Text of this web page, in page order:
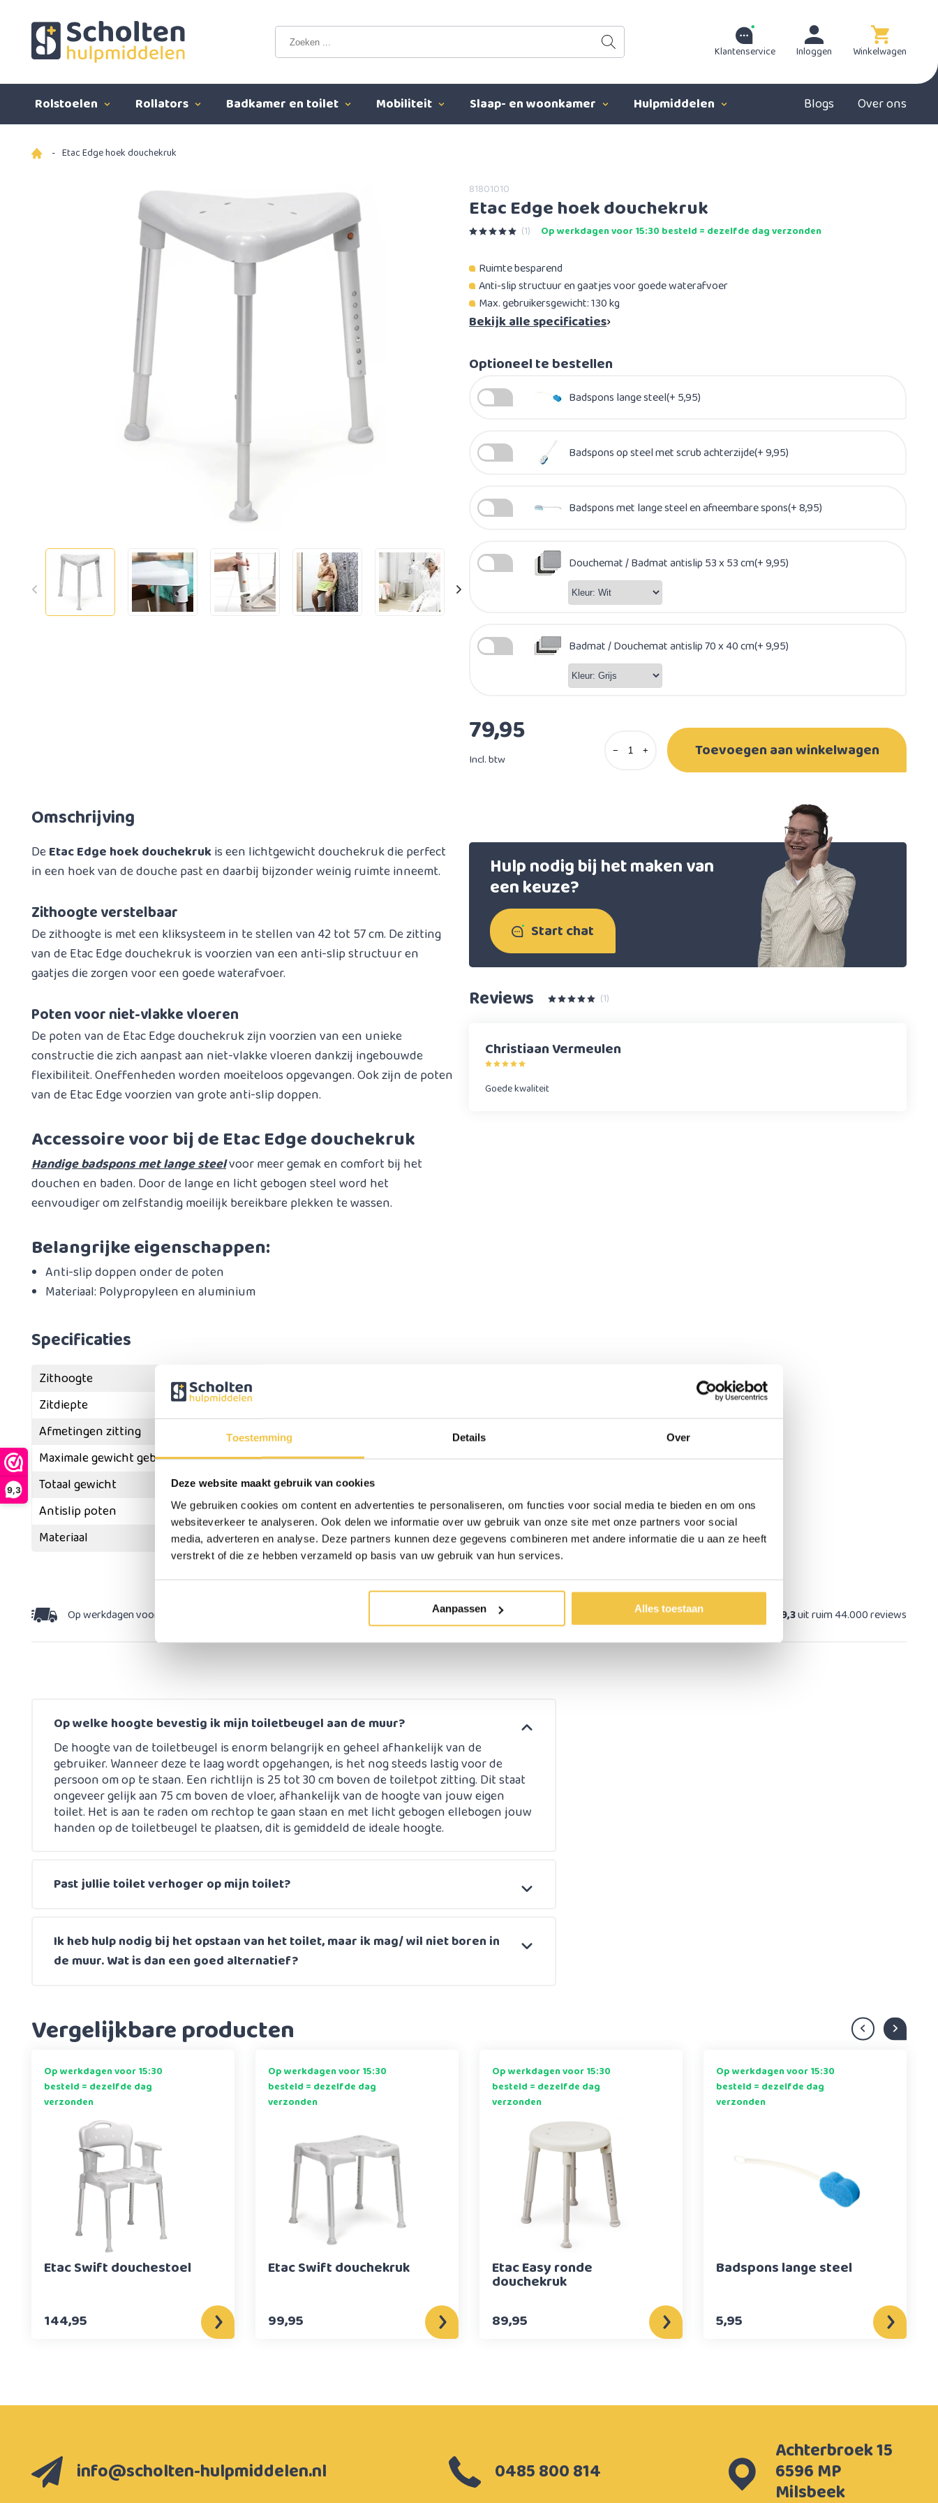
Toestemming Details Over
Deze website maakt gebruik van cookies
We gebruiken cookies om content en advertenties te personaliseren, om functies voor social media te bieden en om ons
websiteverkeer te analyseren. Ook delen we informatie over uw gebruik van onze site met onze partners voor social
media, adverteren en analyse. Deze partners kunnen deze gegevens combineren met andere informatie die u aan ze heeft
verstrekt of die ze hebben verzameld op basis van uw gebruik van hun services.
Aanpassen Alles toestaan
9,3
Klantenservice Inloggen Winkelwagen
Rolstoelen Rollators Badkamer en toilet Mobiliteit Slaap- en woonkamer Hulpmiddelen Blogs Over ons
- Etac Edge hoek douchekruk
81801010
Etac Edge hoek douchekruk
(1) Op werkdagen voor 15:30 besteld = dezelfde dag verzonden
Ruimte besparend
Anti-slip structuur en gaatjes voor goede waterafvoer
Max. gebruikersgewicht: 130 kg​
Bekijk alle specificaties
Optioneel te bestellen
Badspons lange steel(+ 5,95)
Badspons op steel met scrub achterzijde(+ 9,95)
Badspons met lange steel en afneembare spons(+ 8,95)
Douchemat / Badmat antislip 53 x 53 cm(+ 9,95)
Badmat / Douchemat antislip 70 x 40 cm(+ 9,95)
79,95
Incl. btw
− + Toevoegen aan winkelwagen
Omschrijving
DeEtac Edge hoek douchekrukis een lichtgewicht douchekruk die perfect
in een hoek van de douche past en daarbij bijzonder weinig ruimte inneemt.
Zithoogte verstelbaar
De zithoogte is met een kliksysteem in te stellen van 42 tot 57 cm. De zitting
van de Etac Edge douchekruk is voorzien van een anti-slip structuur en
gaatjes die zorgen voor een goede waterafvoer.
Poten voor niet-vlakke vloeren
De poten van de Etac Edge douchekruk zijn voorzien van een unieke
constructie die zich aanpast aan niet-vlakke vloeren dankzij ingebouwde
flexibiliteit. Oneffenheden worden moeiteloos opgevangen. Ook zijn de poten
van de Etac Edge voorzien van grote anti-slip doppen.
Accessoire voor bij de Etac Edge douchekruk
Handige badspons met lange steelvoor meer gemak en comfort bij het
douchen en baden. Door de lange en licht gebogen steel word het
eenvoudiger om zelfstandig moeilijk bereikbare plekken te wassen.
Belangrijke eigenschappen:
Anti-slip doppen onder de poten
Materiaal: Polypropyleen en aluminium
Specificaties
Zithoogte
Zitdiepte
39 cm (van hoek tot midden rechte deel)
Afmetingen zitting
Maximale gewicht gebruiker
130 kg
Totaal gewicht
Antislip poten
Ja
Materiaal
Polypropyleen en aluminium
Hulp nodig bij het maken van
een keuze?
Start chat
Reviews (1)
Christiaan Vermeulen
Goede kwaliteit
Op werkdagen voor 15:30 besteld, Persoonlijk 9,3uit ruim 44.000 reviews
Op welke hoogte bevestig ik mijn toiletbeugel aan de muur?
De hoogte van de toiletbeugel is enorm belangrijk en geheel afhankelijk van de
gebruiker. Wanneer deze te laag wordt opgehangen, is het nog steeds lastig voor de
persoon om op te staan. Een richtlijn is 25 tot 30 cm boven de toiletpot zitting. Dit staat
ongeveer gelijk aan 75 cm boven de vloer, afhankelijk van de hoogte van jouw eigen
toilet. Het is aan te raden om rechtop te gaan staan en met licht gebogen ellebogen jouw
handen op de toiletbeugel te plaatsen, dit is gemiddeld de ideale hoogte.
Past jullie toilet verhoger op mijn toilet?
Ik heb hulp nodig bij het opstaan van het toilet, maar ik mag/ wil niet boren in
de muur. Wat is dan een goed alternatief?
Vergelijkbare producten
Op werkdagen voor 15:30
besteld = dezelfde dag
verzonden
Etac Swift douchestoel
144,95
Op werkdagen voor 15:30
besteld = dezelfde dag
verzonden
Etac Swift douchekruk
99,95
Op werkdagen voor 15:30
besteld = dezelfde dag
verzonden
Etac Easy ronde
douchekruk
89,95
Op werkdagen voor 15:30
besteld = dezelfde dag
verzonden
Badspons lange steel
5,95
info@scholten-hulpmiddelen.nl 0485 800 814
Achterbroek 15
6596 MP
Milsbeek